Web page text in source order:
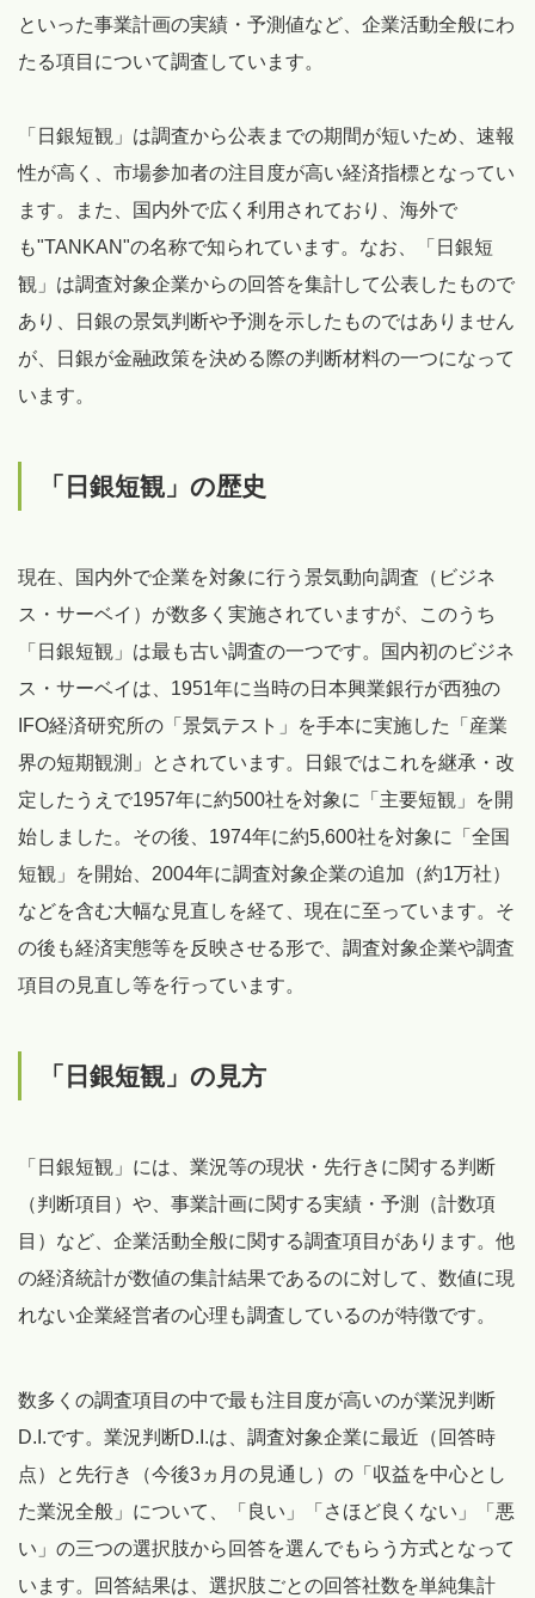
といった事業計画の実績・予測値など、企業活動全般にわ
たる項目について調査しています。
「日銀短観」は調査から公表までの期間が短いため、速報
性が高く、市場参加者の注目度が高い経済指標となってい
ます。また、国内外で広く利用されており、海外で
も"TANKAN"の名称で知られています。なお、「日銀短
観」は調査対象企業からの回答を集計して公表したもので
あり、日銀の景気判断や予測を示したものではありません
が、日銀が金融政策を決める際の判断材料の一つになって
います。
「日銀短観」の歴史
現在、国内外で企業を対象に行う景気動向調査（ビジネ
ス・サーベイ）が数多く実施されていますが、このうち
「日銀短観」は最も古い調査の一つです。国内初のビジネ
ス・サーベイは、1951年に当時の日本興業銀行が西独の
IFO経済研究所の「景気テスト」を手本に実施した「産業
界の短期観測」とされています。日銀ではこれを継承・改
定したうえで1957年に約500社を対象に「主要短観」を開
始しました。その後、1974年に約5,600社を対象に「全国
短観」を開始、2004年に調査対象企業の追加（約1万社）
などを含む大幅な見直しを経て、現在に至っています。そ
の後も経済実態等を反映させる形で、調査対象企業や調査
項目の見直し等を行っています。
「日銀短観」の見方
「日銀短観」には、業況等の現状・先行きに関する判断
（判断項目）や、事業計画に関する実績・予測（計数項
目）など、企業活動全般に関する調査項目があります。他
の経済統計が数値の集計結果であるのに対して、数値に現
れない企業経営者の心理も調査しているのが特徴です。
数多くの調査項目の中で最も注目度が高いのが業況判断
D.I.です。業況判断D.I.は、調査対象企業に最近（回答時
点）と先行き（今後3ヵ月の見通し）の「収益を中心とし
た業況全般」について、「良い」「さほど良くない」「悪
い」の三つの選択肢から回答を選んでもらう方式となって
います。回答結果は、選択肢ごとの回答社数を単純集計